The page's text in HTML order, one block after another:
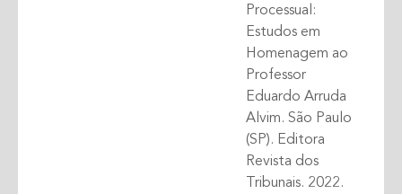
Processual:
Estudos em
Homenagem ao
Professor
Eduardo Arruda
Alvim. São Paulo
(SP). Editora
Revista dos
Tribunais. 2022.